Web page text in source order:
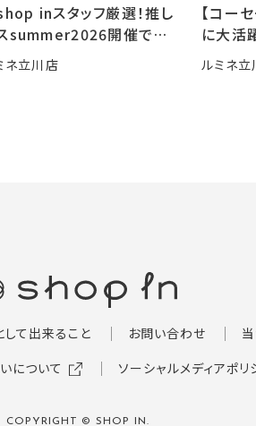
inスタッフ厳選！推し
summer2026開催です
ネ立川店
【コー
に大活
ルミネ
して出来ること お問い合わせ
について ソーシャルメディアポリ
COPYRIGHT © SHOP IN.